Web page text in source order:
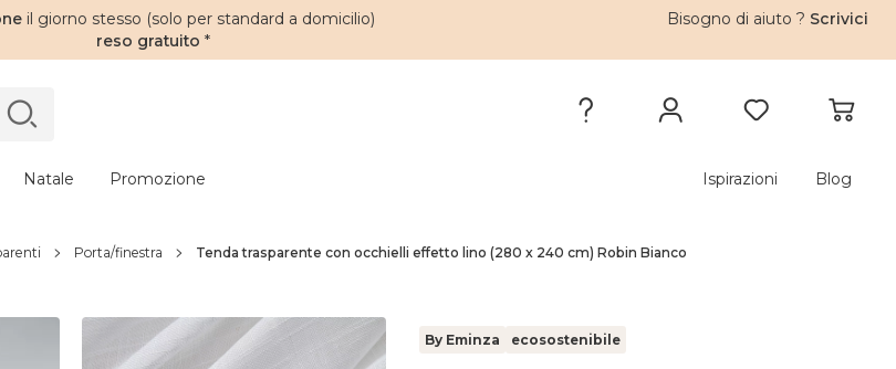
il giorno stesso (solo per standard a domicilio)
reso gratuito *
Bisogno di aiuto ? Scrivici
Natale Promozione Ispirazioni Blog
Porta/finestra Tenda trasparente con occhielli effetto lino (280 x 240 cm) Robin Bianco
By Eminza ecosostenibile